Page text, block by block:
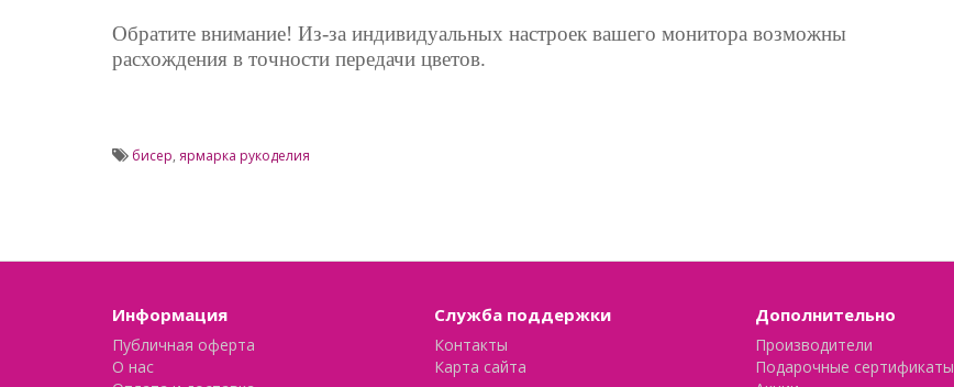
Обратите внимание! Из-за индивидуальных настроек вашего монитора возможны
расхождения в точности передачи цветов.
бисер, ярмарка рукоделия
Информация
Публичная оферта
О нас
Служба поддержки
Контакты
Карта сайта
Дополнительно
Производители
Подарочные сертификаты